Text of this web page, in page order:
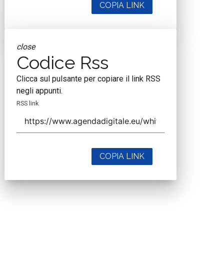
COPIA LINK
close
Codice Rss
Clicca sul pulsante per copiare il link RSS
negli appunti.
RSS link
COPIA LINK